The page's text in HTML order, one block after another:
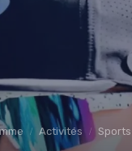
Activités Sports